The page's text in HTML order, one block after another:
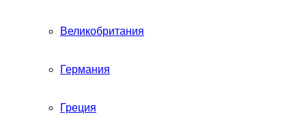
Великобритания
Германия
Греция